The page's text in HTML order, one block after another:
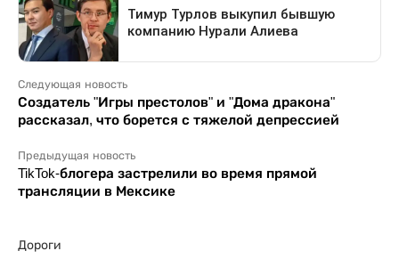
Следующая новость
Создатель "Игры престолов" и "Дома дракона"
рассказал, что борется с тяжелой депрессией
Предыдущая новость
TikTok-блогера застрелили во время прямой
трансляции в Мексике
Дороги